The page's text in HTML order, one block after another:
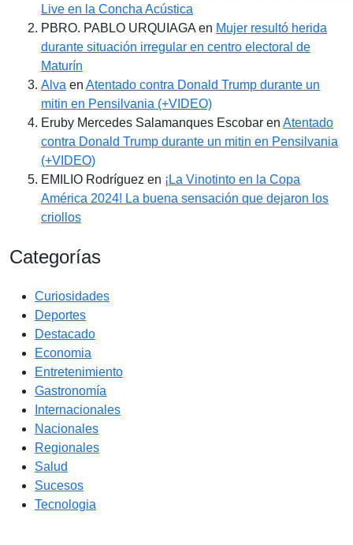
Live en la Concha Acústica
PBRO. PABLO URQUIAGA en Mujer resultó herida
durante situación irregular en centro electoral de
Maturín
Alva en Atentado contra Donald Trump durante un
mitin en Pensilvania (+VIDEO)
Eruby Mercedes Salamanques Escobar en Atentado
contra Donald Trump durante un mitin en Pensilvania
(+VIDEO)
EMILIO Rodríguez en ¡La Vinotinto en la Copa
América 2024! La buena sensación que dejaron los
criollos
Categorías
Curiosidades
Deportes
Destacado
Economia
Entretenimiento
Gastronomía
Internacionales
Nacionales
Regionales
Salud
Sucesos
Tecnologia